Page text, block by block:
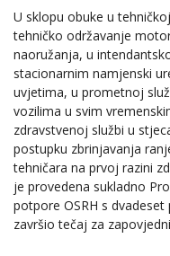
U sklopu obuke u
tehničko održavanje
naoružanja, u
stacionarnim namjenski
uvjetima, u prometnoj
vozilima u svim
zdravstvenoj službi u
postupku zbrinjavanja
tehničara na prvoj razini
je provedena sukladno
potpore OSRH s
završio tečaj za